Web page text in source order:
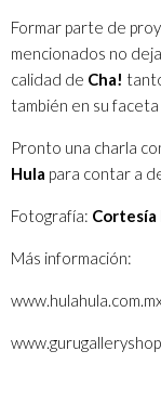
Formar parte de
mencionados no
calidad de Cha!
también en su
Pronto una charla
Hula para contar a
Fotografía: Cortesía
Más información: